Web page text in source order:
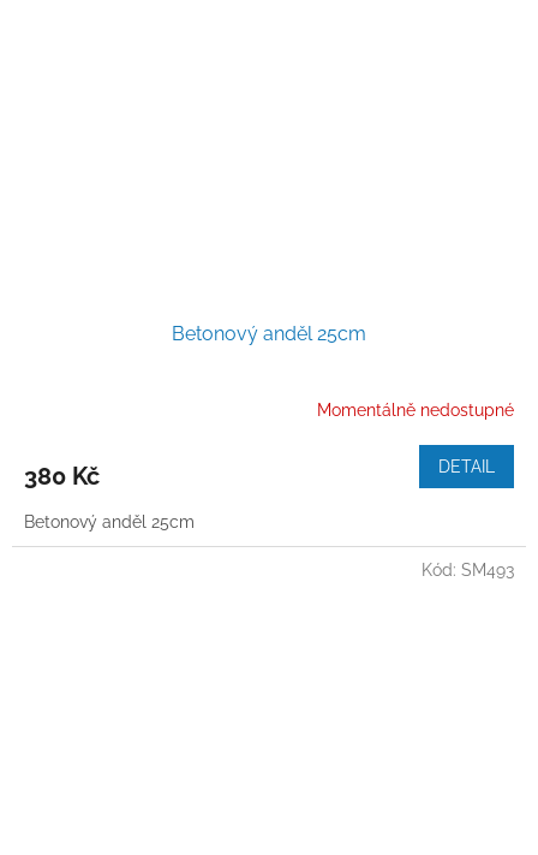
Betonový anděl 25cm
Momentálně nedostupné
380 Kč DETAIL
Betonový anděl 25cm
Kód: SM493